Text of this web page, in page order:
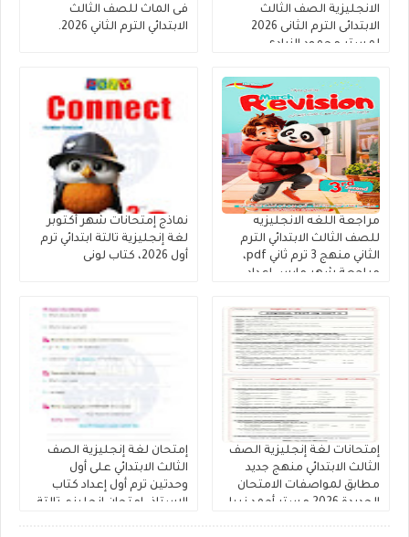
الانجليزية الصف الثالث
الابتدائى الترم الثانى 2026
لمستر محمود الزيادى
فى الماث للصف الثالث
الابتدائي الترم الثاني 2026.
مراجعة اللغه الانجليزيه
للصف الثالث الابتدائي الترم
الثاني منهج 3 ترم ثاني pdf،
مراجعة شهر مارس إعداد
نماذج إمتحانات شهر أكتوبر
لغة إنجليزية تالتة ابتدائي ترم
أول 2026، كتاب لونى
إمتحانات لغة إنجليزية الصف
الثالث الابتدائي منهج جديد
مطابق لمواصفات الامتحان
الجديدة 2026 مستر أحمد نبيل
إمتحان لغة إنجليزية الصف
الثالث الابتدائي على أول
وحدتين ترم أول إعداد كتاب
الاستاذ، إمتحان إنجليزي تالتة